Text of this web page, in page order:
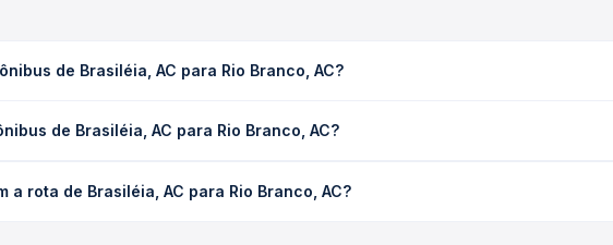
de Brasiléia, AC para Rio Branco, AC?
Passagem você consulta os horários disponíveis e vê a duração exata de cada
de Brasiléia, AC para Rio Branco, AC?
Passagem você compara os preços de todas as viações em tempo real e garante
a rota de Brasiléia, AC para Rio Branco, AC?